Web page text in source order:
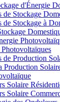
d'Énergie
de Stockage
de Stockage à
de Production
Production
Solaire
Solaire